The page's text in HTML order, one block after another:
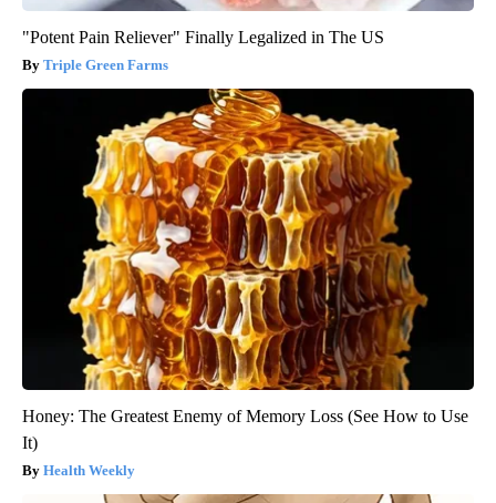
"Potent Pain Reliever" Finally Legalized in The US
Triple Green Farms
Honey: The Greatest Enemy of Memory Loss (See How to Use
It)
Health Weekly